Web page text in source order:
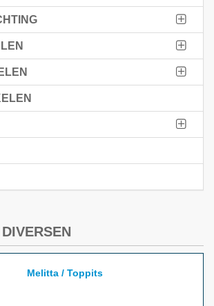
Melitta / Toppits